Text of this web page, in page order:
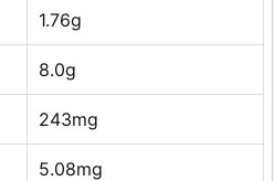
1.76g
8.0g
243mg
5.08mg